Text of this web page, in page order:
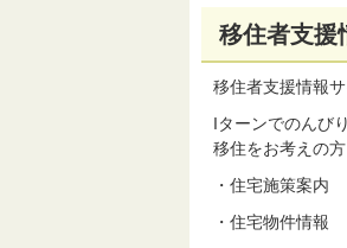
移住者支援
移住者支援情報
Iターンでのんび
移住をお考えの
・住宅施策案内
・住宅物件情報